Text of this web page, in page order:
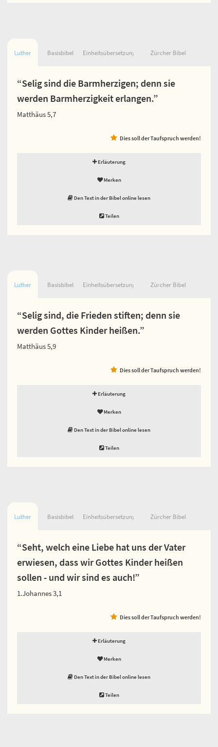
Luther Basisbibel Einheitsübersetzung Zürcher Bibel
“Selig sind die Barmherzigen; denn sie
werden Barmherzigkeit erlangen.”
Matthäus 5,7
Dies soll der Taufspruch werden!
Erläuterung
Merken
Den Text in der Bibel online lesen
Teilen
Luther Basisbibel Einheitsübersetzung Zürcher Bibel
“Selig sind, die Frieden stiften; denn sie
werden Gottes Kinder heißen.”
Matthäus 5,9
Dies soll der Taufspruch werden!
Erläuterung
Merken
Den Text in der Bibel online lesen
Teilen
Luther Basisbibel Einheitsübersetzung Zürcher Bibel
“Seht, welch eine Liebe hat uns der Vater
erwiesen, dass wir Gottes Kinder heißen
sollen - und wir sind es auch!”
1.Johannes 3,1
Dies soll der Taufspruch werden!
Erläuterung
Merken
Den Text in der Bibel online lesen
Teilen